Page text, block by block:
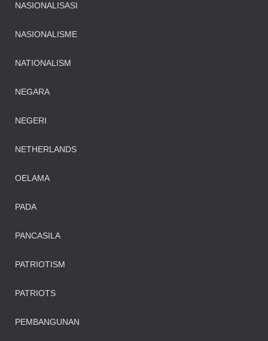
NASIONALISASI
NASIONALISME
NATIONALISM
NEGARA
NEGERI
NETHERLANDS
OELAMA
PADA
PANCASILA
PATRIOTISM
PATRIOTS
PEMBANGUNAN